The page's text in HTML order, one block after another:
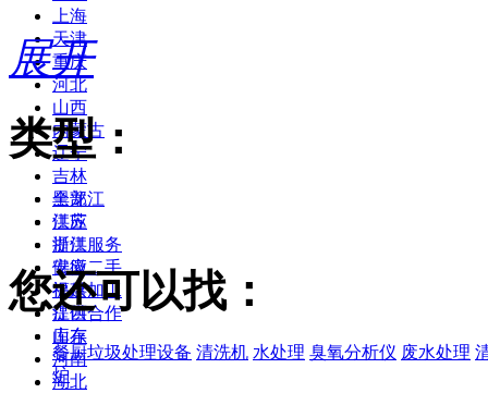
上海
天津
重庆
河北
山西
内蒙古
辽宁
吉林
黑龙江
江苏
浙江
安徽
福建
江西
山东
河南
湖北
展开
类型：
全部
供应
提供服务
供应二手
提供加工
提供合作
库存
您还可以找：
餐厨垃圾处理设备 清洗机 水处理 臭氧分析仪 废水处理
炉